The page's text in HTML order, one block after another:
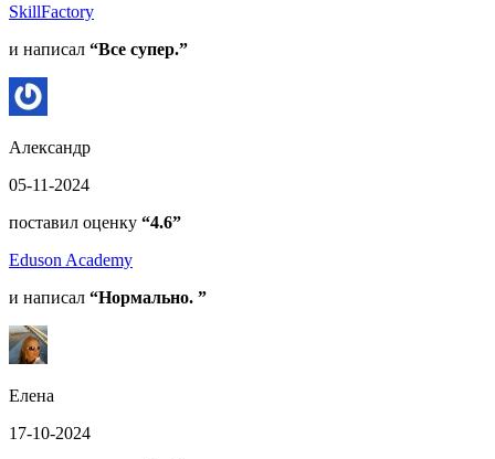
SkillFactory
и написал “Все супер.”
Александр
05-11-2024
поставил оценку “4.6”
Eduson Academy
и написал “Нормально. ”
Елена
17-10-2024